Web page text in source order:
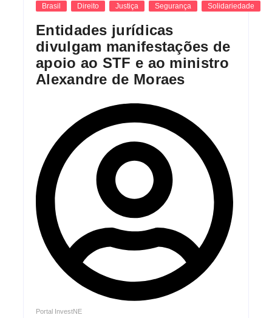
Brasil Direito Justiça Segurança Solidariedade
Entidades jurídicas
divulgam manifestações de
apoio ao STF e ao ministro
Alexandre de Moraes
Portal InvestNE